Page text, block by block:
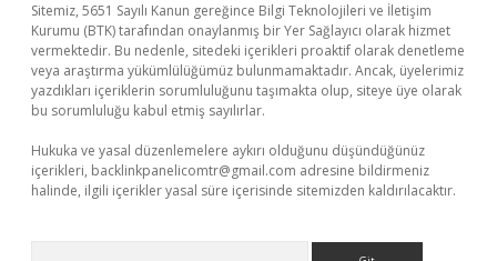
Sitemiz, 5651 Sayılı Kanun gereğince Bilgi Teknolojileri ve İletişim
Kurumu (BTK) tarafından onaylanmış bir Yer Sağlayıcı olarak hizmet
vermektedir. Bu nedenle, sitedeki içerikleri proaktif olarak denetleme
veya araştırma yükümlülüğümüz bulunmamaktadır. Ancak, üyelerimiz
yazdıkları içeriklerin sorumluluğunu taşımakta olup, siteye üye olarak
bu sorumluluğu kabul etmiş sayılırlar.
Hukuka ve yasal düzenlemelere aykırı olduğunu düşündüğünüz
içerikleri, backlinkpanelicomtr@gmail.com adresine bildirmeniz
halinde, ilgili içerikler yasal süre içerisinde sitemizden kaldırılacaktır.